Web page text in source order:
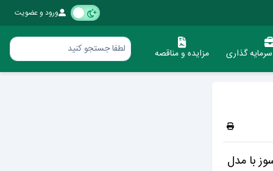
ورود و عضویت
گذاری مزایده و مناقصه
با مدل